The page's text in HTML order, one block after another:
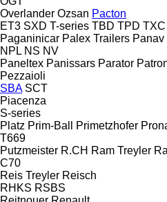
Overlander Ozsan Pacton
ET3 SXD T-series TBD TPD TXC
Paganinicar Palex Trailers Panav
NPL NS NV
Paneltex Panissars Parator
Pezzaioli
SBA SCT
Piacenza
S-series
Platz Prim-Ball Primetzhofer
T669
Putzmeister R.CH Ram Treyler
C70
Reis Treyler Reisch
RHKS RSBS